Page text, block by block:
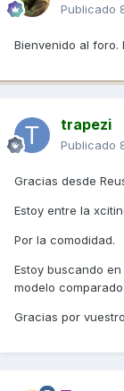
Publicado
Bienvenido al foro.
trapezi
Publicado
Gracias desde
Estoy entre la
Por la comodidad.
Estoy buscando
modelo
Gracias por